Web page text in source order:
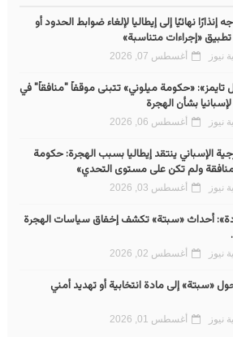
إنذارًا نهائيًا إلى إيطاليا لإلغاء ضوابط الحدود أو
«إجراءات متناسبة»
نيوز أغسطس 07, 2026
تايمز»: «حكومة ميلوني» تتبنى موقفاً "منافقاً" في
لإسبانيا بشأن الهجرة
نيوز أغسطس 06, 2026
الإسباني ينتقد إيطاليا بسبب الهجرة: حكومة
ولم تكن على مستوى التحدي»
نيوز أغسطس 03, 2026
أحداث «سبتة» تكشف إخفاق سياسات الهجرة
نيوز أغسطس 02, 2026
«سبتة» إلى مادة انتخابية أو تهديد أمني
نيوز أغسطس 01, 2026